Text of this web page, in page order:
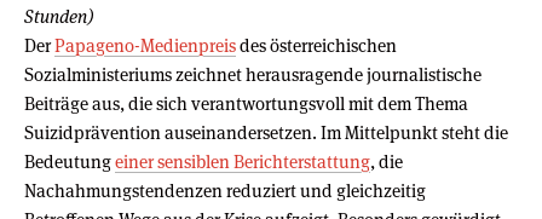
Stunden)
DerPapageno-Medienpreisdes österreichischen
Sozialministeriums zeichnet herausragende journalistische
Beiträge aus, die sich verantwortungsvoll mit dem Thema
Suizidprävention auseinandersetzen. Im Mittelpunkt steht die
Bedeutungeiner sensiblen Berichterstattung, die
Nachahmungstendenzen reduziert und gleichzeitig